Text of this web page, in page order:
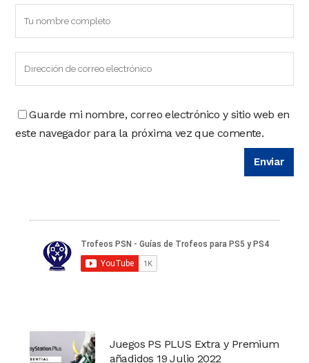
Guarde mi nombre, correo electrónico y sitio web en
este navegador para la próxima vez que comente.
Juegos PS PLUS Extra y Premium
añadidos 19 Julio 2022